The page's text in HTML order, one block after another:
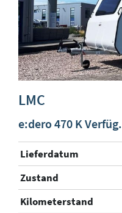
LMC
e:dero 470 K Verfüg.
Lieferdatum
Zustand
Kilometerstand